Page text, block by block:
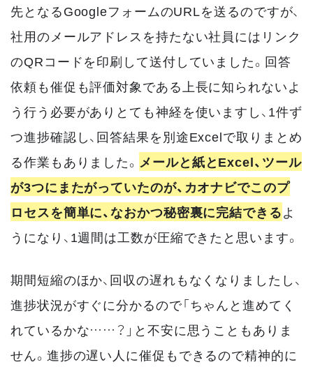
先となるGoogleフォームのURLを送るのですが、
社用のメールアドレスを持たない社員にはリンク
のQRコードを印刷して送付していました。回答
依頼も催促も評価対象である上長に知られないよ
う行う必要がありとても神経を使いますし、1件ず
つ進捗確認し、回答結果を別途Excelで取りまとめ
る作業もありました。 メールと紙とExcel、ツール
が3つにまたがっていたのが、カオナビでこのプ
ロセスを簡単に、なおかつ秘密裏に完結できるよ
うになり、1週間は工数が圧縮できたと思います。
期間短縮のほか、回収の遅れもなくなりましたし、
進捗状況がすぐに分かるので「ちゃんと進めてく
れているかな……？」と不安に思うこともありま
せん。進捗の遅い人に催促もできるので精神的に